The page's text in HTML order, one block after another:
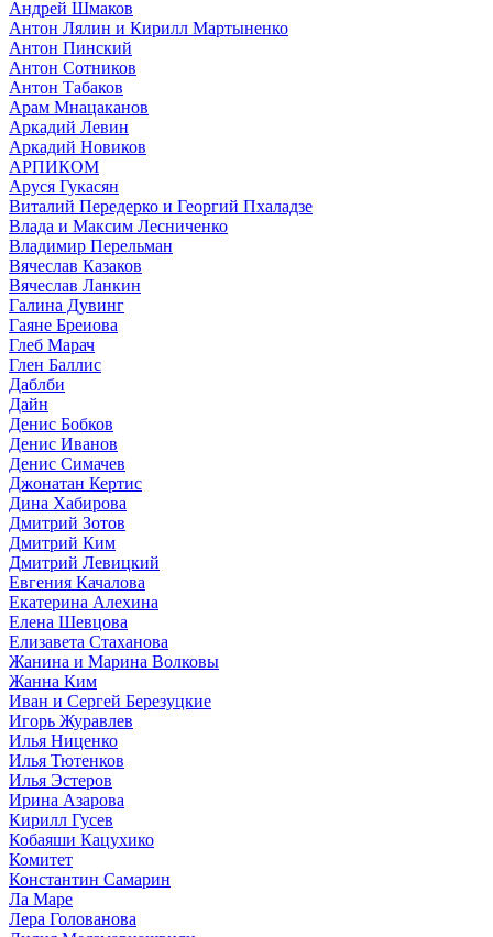
Андрей Шмаков
Антон Лялин и Кирилл Мартыненко
Антон Пинский
Антон Сотников
Антон Табаков
Арам Мнацаканов
Аркадий Левин
Аркадий Новиков
АРПИКОМ
Аруся Гукасян
Виталий Передерко и Георгий Пхаладзе
Влада и Максим Лесниченко
Владимир Перельман
Вячеслав Казаков
Вячеслав Ланкин
Галина Дувинг
Гаяне Бреиова
Глеб Марач
Глен Баллис
Даблби
Дайн
Денис Бобков
Денис Иванов
Денис Симачев
Джонатан Кертис
Дина Хабирова
Дмитрий Зотов
Дмитрий Ким
Дмитрий Левицкий
Евгения Качалова
Екатерина Алехина
Елена Шевцова
Елизавета Стаханова
Жанина и Марина Волковы
Жанна Ким
Иван и Сергей Березуцкие
Игорь Журавлев
Илья Ниценко
Илья Тютенков
Илья Эстеров
Ирина Азарова
Кирилл Гусев
Кобаяши Кацухико
Комитет
Константин Самарин
Ла Маре
Лера Голованова